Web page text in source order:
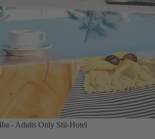
- Adults Only Stil-Hotel